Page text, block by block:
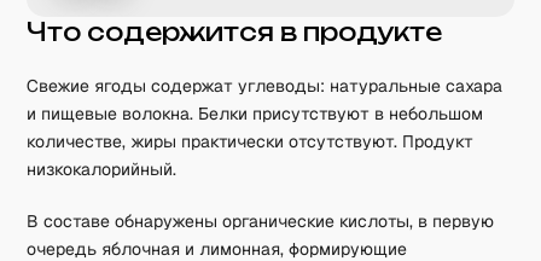
Что содержится в продукте
Свежие ягоды содержат углеводы: натуральные сахара
и пищевые волокна. Белки присутствуют в небольшом
количестве, жиры практически отсутствуют. Продукт
низкокалорийный.
В составе обнаружены органические кислоты, в первую
очередь яблочная и лимонная, формирующие